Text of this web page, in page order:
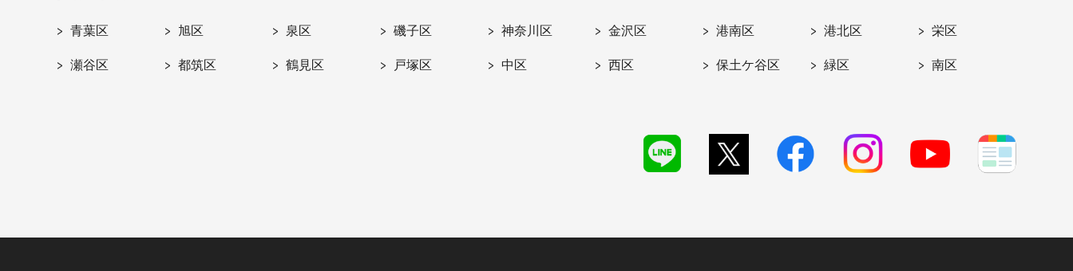
青葉区 旭区 泉区 磯子区 神奈川区 金沢区 港南区 港北区 栄区
瀬谷区 都筑区 鶴見区 戸塚区 中区 西区 保土ケ谷区 緑区 南区